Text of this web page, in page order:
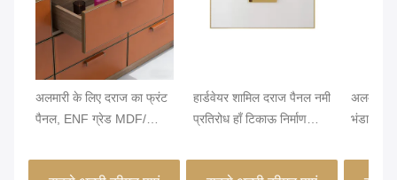
अलमारी के लिए दराज का फ्रंट
पैनल, ENF ग्रेड MDF/
लपेटा गया और एज बैंडेड,
हार्डवेयर शामिल दराज पैनल नमी
प्रतिरोध हाँ टिकाऊ निर्माण
कस्टम शैली चयन के लिए आदर्श
अलमारी
भंडारण
मेल्ट